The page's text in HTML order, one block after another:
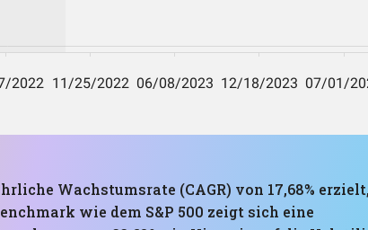
Wachstumsrate (CAGR) von 17,68%
wie dem S&P 500 zeigt sich eine